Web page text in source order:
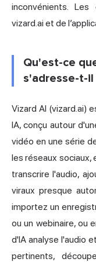
inconvénients.
vizard.ai et de
Qu'est-ce
s'adresse-t-il
Vizard AI (vizard.ai)
IA, conçu autour
vidéo en une série
les réseaux sociaux,
transcrire l'audio,
viraux presque
importez un
ou un webinaire, ou
d'IA analyse l'audio
pertinents,